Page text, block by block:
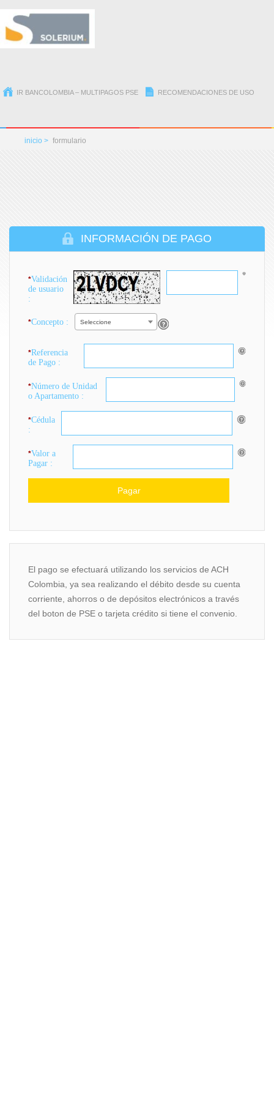
IR BANCOLOMBIA – MULTIPAGOS PSE RECOMENDACIONES DE USO
inicio > formulario
INFORMACIÓN DE PAGO
*Validación
de usuario
:
*Concepto : Seleccione
*Referencia
de Pago :
*Número de Unidad
o Apartamento :
*Cédula
:
*Valor a
Pagar :
El pago se efectuará utilizando los servicios de ACH
Colombia, ya sea realizando el débito desde su cuenta
corriente, ahorros o de depósitos electrónicos a través
del boton de PSE o tarjeta crédito si tiene el convenio.